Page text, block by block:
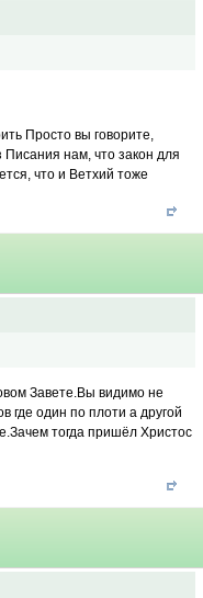
Просто вы говорите,
Писания нам, что закон для
что и Ветхий тоже
Завете.Вы видимо не
где один по плоти а другой
тогда пришёл Христос